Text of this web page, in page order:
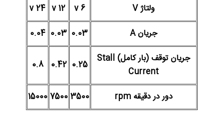
ولتاژ V 6 v
12 v
24 v
جریان A
0.03
0.03
0.04
جریان توقف (بار کامل) Stall
Current
0.25
0.42
0.8
دور در دقیقه rpm 3500
7500
15000